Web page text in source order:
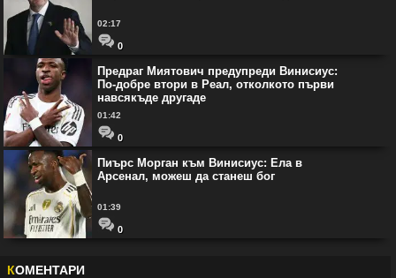
02:17
0
Предраг Миятович предупреди Винисиус:
По-добре втори в Реал, отколкото първи
навсякъде другаде
01:42
0
Пиърс Морган към Винисиус: Ела в
Арсенал, можеш да станеш бог
01:39
0
КОМЕНТАРИ